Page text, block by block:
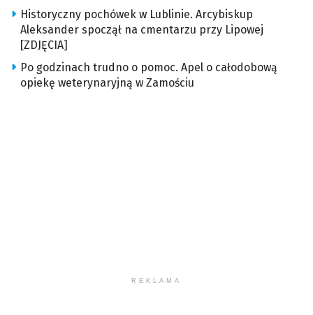
Historyczny pochówek w Lublinie. Arcybiskup
Aleksander spoczął na cmentarzu przy Lipowej
[ZDJĘCIA]
Po godzinach trudno o pomoc. Apel o całodobową
opiekę weterynaryjną w Zamościu
REKLAMA